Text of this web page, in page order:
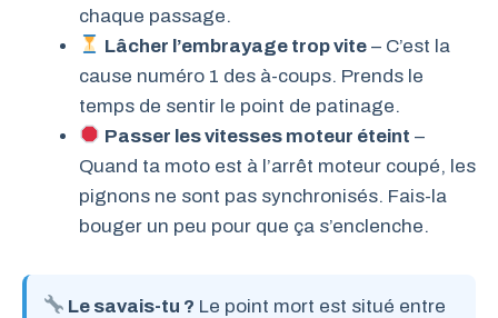
chaque passage.
Lâcher l’embrayage trop vite – C’est la
cause numéro 1 des à-coups. Prends le
temps de sentir le point de patinage.
Passer les vitesses moteur éteint –
Quand ta moto est à l’arrêt moteur coupé, les
pignons ne sont pas synchronisés. Fais-la
bouger un peu pour que ça s’enclenche.
Le savais-tu ? Le point mort est situé entre